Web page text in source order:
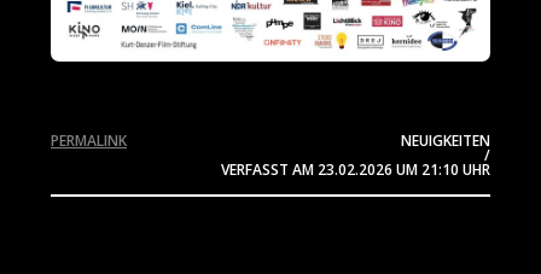
NEUIGKEITEN
/
VERFASST AM 23.02.2026 UM 21:10 UHR
PERMALINK